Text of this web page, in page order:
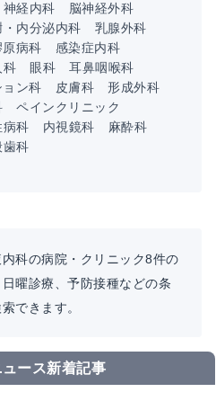
神経内科
脳神経外科
・内分泌内科
乳腺外科
病科
感染症内科
科 眼科
耳鼻咽喉科
ョン科 皮膚科
形成外科
ペインクリニック
病科 内視鏡科
麻酔科
歯科
科の病院・クリニック8件の
曜診療、予防接種などの条
できます。
ース新着記事